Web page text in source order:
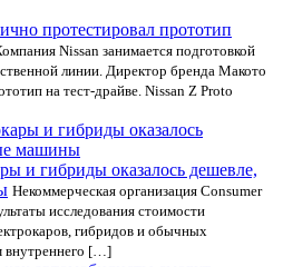
протестировал прототип
Nissan занимается подготовкой
линии. Директор бренда Макото
на тест-драйве. Nissan Z Proto
и гибриды оказалось дешевле,
Некоммерческая организация Consumer
исследования стоимости
гибридов и обычных
внутреннего […]